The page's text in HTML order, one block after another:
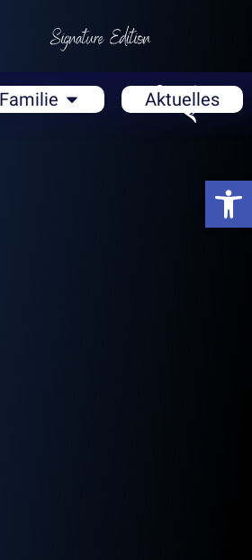
Familie Aktuelles